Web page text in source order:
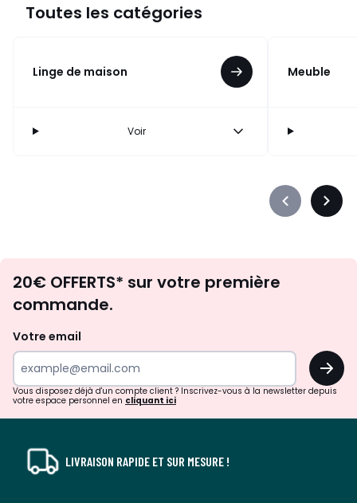
Toutes les catégories
Linge de maison
Voir
Meuble
Précédent
d'inspirations
surprises?
20€ OFFERTS* sur votre première
commande.
Votre email
OK
Vous disposez déjà d'un compte client ? Inscrivez-vous à la newsletter depuis
votre espace personnel en cliquant ici
LIVRAISON RAPIDE ET SUR MESURE !